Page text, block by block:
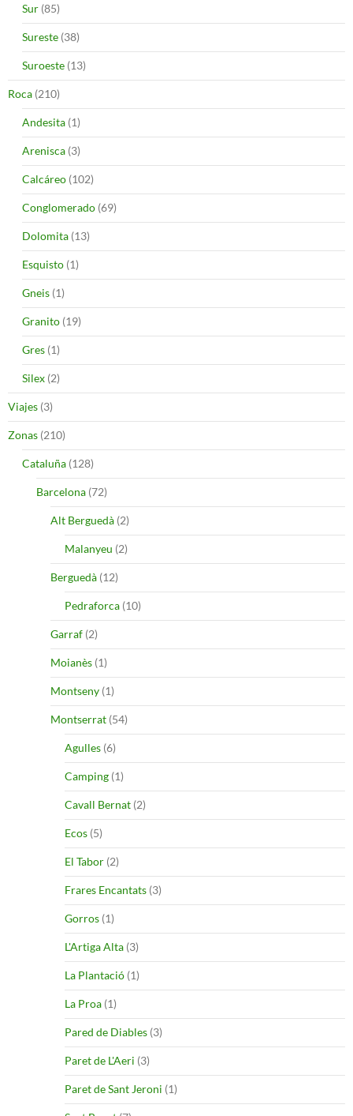
Sur (85)
Sureste (38)
Suroeste (13)
Roca (210)
Andesita (1)
Arenisca (3)
Calcáreo (102)
Conglomerado (69)
Dolomita (13)
Esquisto (1)
Gneis (1)
Granito (19)
Gres (1)
Silex (2)
Viajes (3)
Zonas (210)
Cataluña (128)
Barcelona (72)
Alt Berguedà (2)
Malanyeu (2)
Berguedà (12)
Pedraforca (10)
Garraf (2)
Moianès (1)
Montseny (1)
Montserrat (54)
Agulles (6)
Camping (1)
Cavall Bernat (2)
Ecos (5)
El Tabor (2)
Frares Encantats (3)
Gorros (1)
L'Artiga Alta (3)
La Plantació (1)
La Proa (1)
Pared de Diables (3)
Paret de L'Aeri (3)
Paret de Sant Jeroni (1)